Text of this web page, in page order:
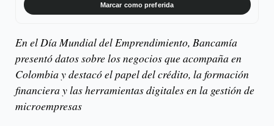
Marcar como preferida
En el Día Mundial del Emprendimiento, Bancamía
presentó datos sobre los negocios que acompaña en
Colombia y destacó el papel del crédito, la formación
financiera y las herramientas digitales en la gestión de
microempresas